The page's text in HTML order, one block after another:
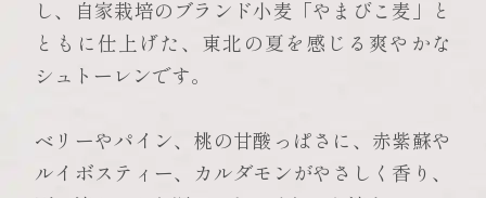
し、自家栽培のブランド小麦「やまびこ麦」と
ともに仕上げた、東北の夏を感じる爽やかな
シュトーレンです。
ベリーやパイン、桃の甘酸っぱさに、赤紫蘇や
ルイボスティー、カルダモンがやさしく香り、